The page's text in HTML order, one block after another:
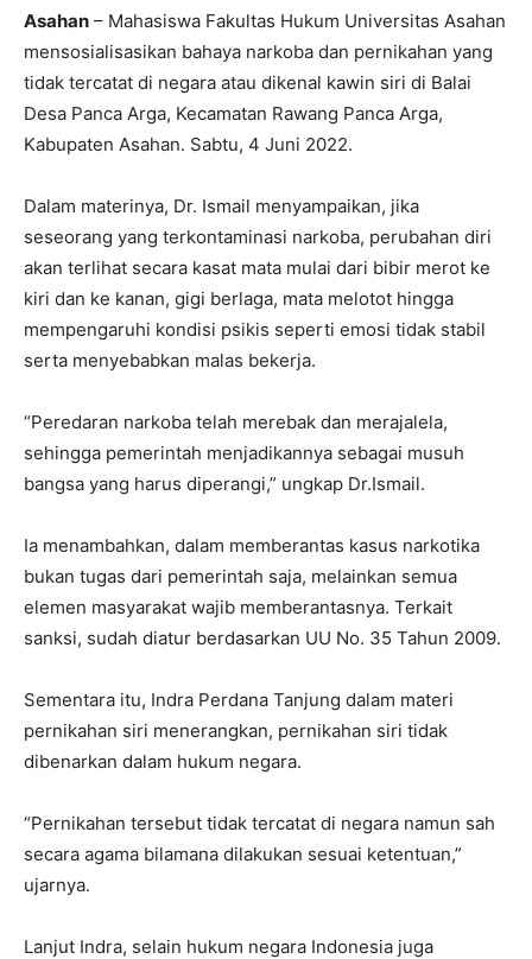
Asahan – Mahasiswa Fakultas Hukum Universitas Asahan
mensosialisasikan bahaya narkoba dan pernikahan yang
tidak tercatat di negara atau dikenal kawin siri di Balai
Desa Panca Arga, Kecamatan Rawang Panca Arga,
Kabupaten Asahan. Sabtu, 4 Juni 2022.
Dalam materinya, Dr. Ismail menyampaikan, jika
seseorang yang terkontaminasi narkoba, perubahan diri
akan terlihat secara kasat mata mulai dari bibir merot ke
kiri dan ke kanan, gigi berlaga, mata melotot hingga
mempengaruhi kondisi psikis seperti emosi tidak stabil
serta menyebabkan malas bekerja.
“Peredaran narkoba telah merebak dan merajalela,
sehingga pemerintah menjadikannya sebagai musuh
bangsa yang harus diperangi,” ungkap Dr.Ismail.
Ia menambahkan, dalam memberantas kasus narkotika
bukan tugas dari pemerintah saja, melainkan semua
elemen masyarakat wajib memberantasnya. Terkait
sanksi, sudah diatur berdasarkan UU No. 35 Tahun 2009.
Sementara itu, Indra Perdana Tanjung dalam materi
pernikahan siri menerangkan, pernikahan siri tidak
dibenarkan dalam hukum negara.
“Pernikahan tersebut tidak tercatat di negara namun sah
secara agama bilamana dilakukan sesuai ketentuan,”
ujarnya.
Lanjut Indra, selain hukum negara Indonesia juga